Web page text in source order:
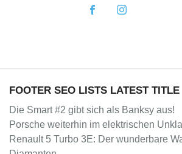
FOOTER SEO LISTS LATEST TITLE
Die Smart #2 gibt sich als Banksy aus!
Porsche weiterhin im elektrischen
Renault 5 Turbo 3E: Der wunderbare